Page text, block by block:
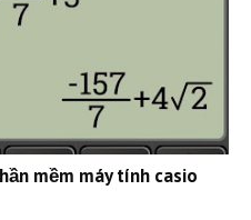
mềm máy tính casio